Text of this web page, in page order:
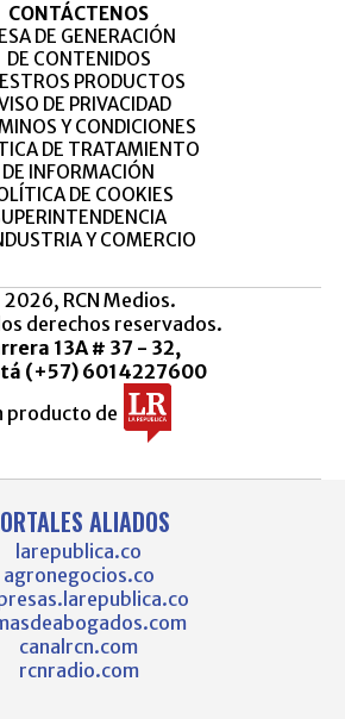
CONTÁCTENOS
DE GENERACIÓN
DE CONTENIDOS
PRODUCTOS
DE PRIVACIDAD
Y CONDICIONES
DE TRATAMIENTO
DE INFORMACIÓN
DE COOKIES
Y COMERCIO
RCN Medios.
derechos reservados.
13A # 37 - 32,
(+57) 6014227600
producto de
ALIADOS
larepublica.co
agronegocios.co
canalrcn.com
rcnradio.com